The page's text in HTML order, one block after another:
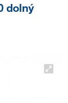
dolný